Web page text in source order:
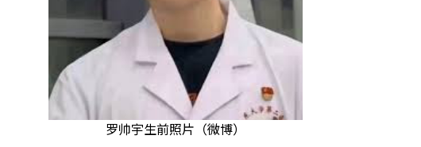
罗帅宇生前照片（微博）